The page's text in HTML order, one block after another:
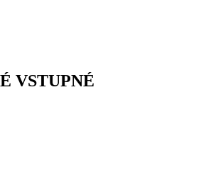
VSTUPNÉ